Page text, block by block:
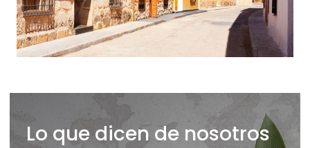
Lo que dicen de nosotros